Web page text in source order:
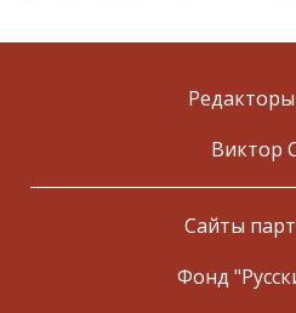
Редакторы
Виктор
Сайты
Фонд